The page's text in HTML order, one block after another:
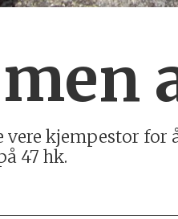
kjempestor for
47 hk.